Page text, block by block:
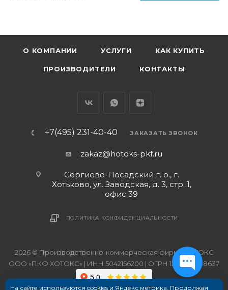
О КОМПАНИИ УСЛУГИ КАК КУПИТЬ
ПРОИЗВОДИТЕЛИ КОНТАКТЫ
+7(495) 231-40-40 ЗАКАЗАТЬ ЗВОНОК
zakaz@hotoks-pkf.ru
Сергиево-Посадский г. о., г.
Хотьково, ул. Заводская, д. 3, стр. 1,
офис 39
ПОЛИТИКА КОНФИДЕНЦИАЛЬНОСТИ
2026 © Производственно-коммерческая фирма ХОТОКС
ООО «ПКФ ХОТОКС» | ИНН 5042156200 | ОГРН 1215000038637
На сайте используются cookies и Яндекс метрика. Продолжая